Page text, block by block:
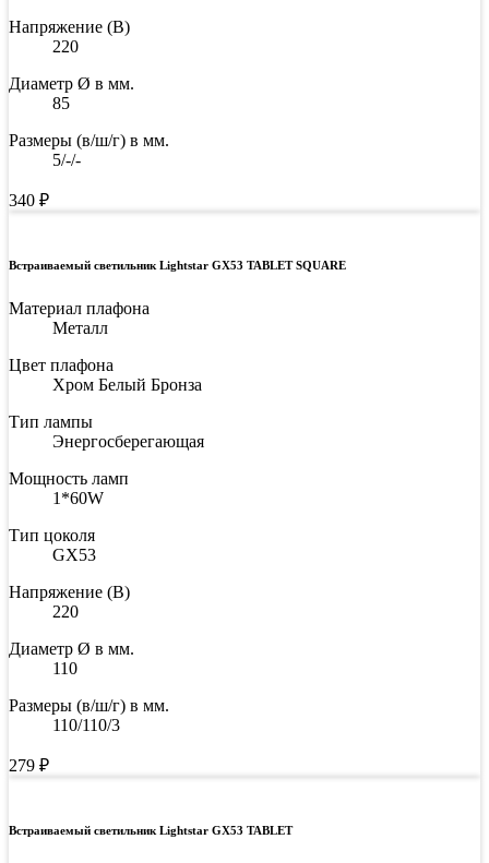
Напряжение (В)
220
Диаметр Ø в мм.
85
Размеры (в/ш/г) в мм.
5/-/-
340 ₽
Встраиваемый светильник Lightstar GX53 TABLET SQUARE
Материал плафона
Металл
Цвет плафона
Хром Белый Бронза
Тип лампы
Энергосберегающая
Мощность ламп
1*60W
Тип цоколя
GX53
Напряжение (В)
220
Диаметр Ø в мм.
110
Размеры (в/ш/г) в мм.
110/110/3
279 ₽
Встраиваемый светильник Lightstar GX53 TABLET